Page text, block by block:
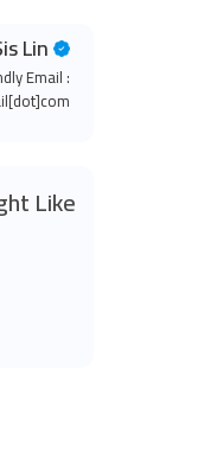
Lin
Email :
Like